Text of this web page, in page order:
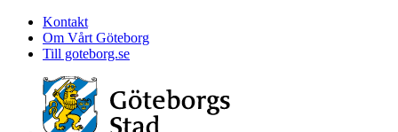
Kontakt
Om Vårt Göteborg
Till goteborg.se